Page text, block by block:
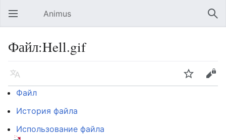
Открыть главное меню Animus
Файл:Hell.gif
Язык Следить
Файл
История файла
Использование файла